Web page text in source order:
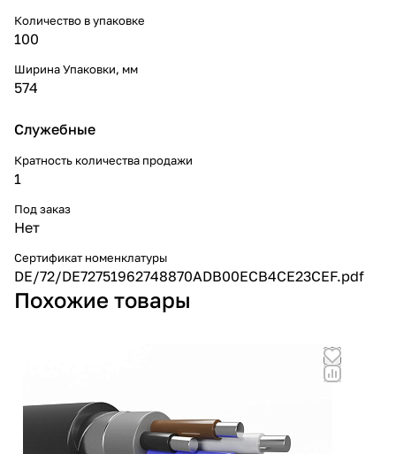
Количество в упаковке
100
Ширина Упаковки, мм
574
Служебные
Кратность количества продажи
1
Под заказ
Нет
Сертификат номенклатуры
DE/72/DE72751962748870ADB00ECB4CE23CEF.pdf
Похожие товары